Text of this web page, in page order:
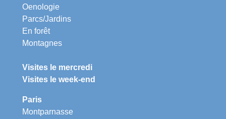
Oenologie
Parcs/Jardins
En forêt
Montagnes
Visites le mercredi
Visites le week-end
Paris
Montparnasse